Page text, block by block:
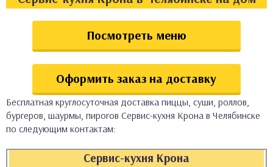
Посмотреть меню
Оформить заказ на доставку
Бесплатная круглосуточная доставка пиццы, суши, роллов,
бургеров, шаурмы, пирогов Сервис-кухня Крона в Челябинске
по следующим контактам:
Сервис-кухня Крона
кухня
булочки